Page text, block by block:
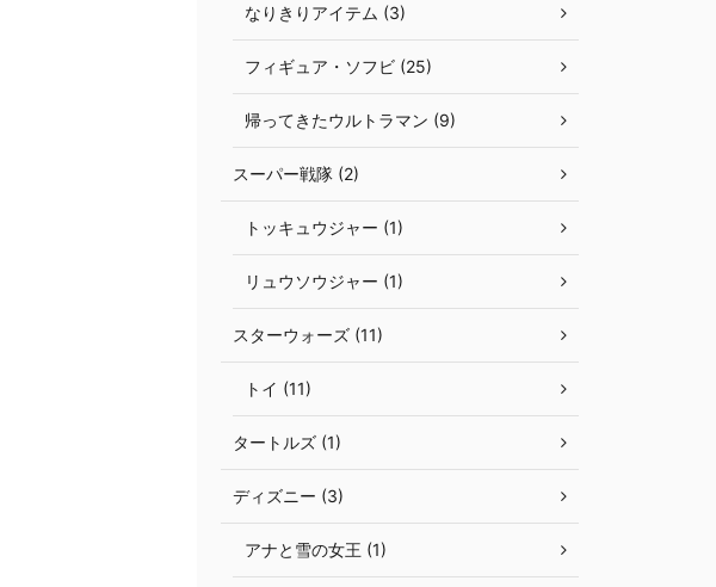
なりきりアイテム (3)
フィギュア・ソフビ (25)
帰ってきたウルトラマン (9)
スーパー戦隊 (2)
トッキュウジャー (1)
リュウソウジャー (1)
スターウォーズ (11)
トイ (11)
タートルズ (1)
ディズニー (3)
アナと雪の女王 (1)